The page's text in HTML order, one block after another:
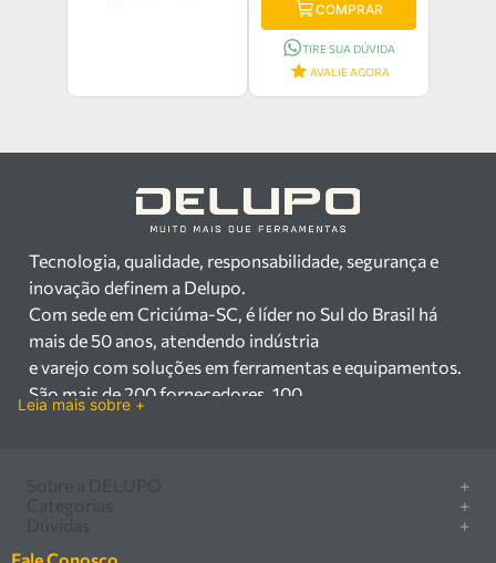
COMPRAR
TIRE SUA DÚVIDA
AVALIE AGORA
Tecnologia, qualidade, responsabilidade, segurança e
inovação definem a Delupo.
Com sede em Criciúma-SC, é líder no Sul do Brasil há
mais de 50 anos, atendendo indústria
e varejo com soluções em ferramentas e equipamentos.
São mais de 200 fornecedores, 100
equipamentos industriais no Sul do Brasil. Com sede em
Criciúma – SC, atendemos os
Leia mais sobre +
+
+
Serra circular
+
Como comprar